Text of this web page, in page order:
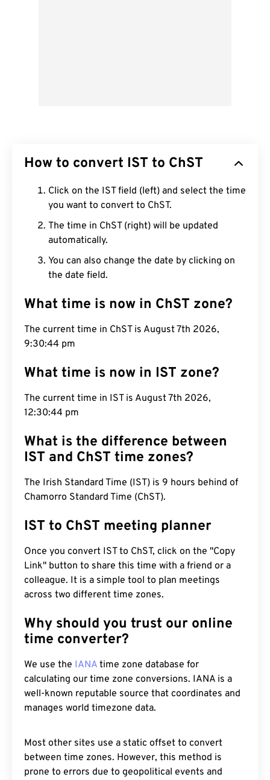
How to convert IST to ChST
Click on the IST field (left) and select the time
you want to convert to ChST.
The time in ChST (right) will be updated
automatically.
You can also change the date by clicking on
the date field.
What time is now in ChST zone?
The current time in ChST is August 7th 2026,
9:30:45 pm
What time is now in IST zone?
The current time in IST is August 7th 2026,
12:30:45 pm
What is the difference between
IST and ChST time zones?
The Irish Standard Time (IST) is 9 hours behind of
Chamorro Standard Time (ChST).
IST to ChST meeting planner
Once you convert IST to ChST, click on the "Copy
Link" button to share this time with a friend or a
colleague. It is a simple tool to plan meetings
across two different time zones.
Why should you trust our online
time converter?
We use the IANA time zone database for
calculating our time zone conversions. IANA is a
well-known reputable source that coordinates and
manages world timezone data.
Most other sites use a static offset to convert
between time zones. However, this method is
prone to errors due to geopolitical events and